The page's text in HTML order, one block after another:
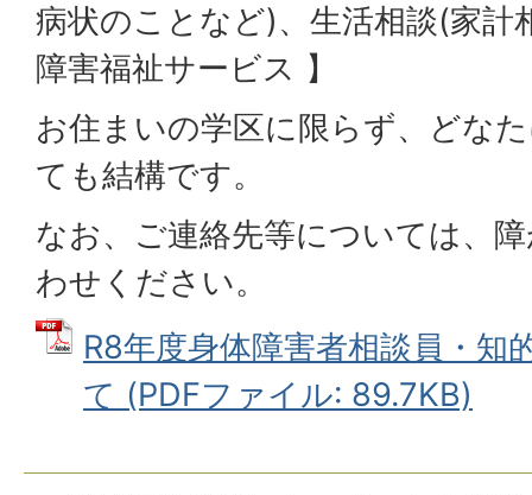
病状のことなど)、生活相談(家計
障害福祉サービス 】
お住まいの学区に限らず、どな
ても結構です。
なお、ご連絡先等については、
わせください。
R8年度身体障害者相談員・知
て (PDFファイル: 89.7KB)